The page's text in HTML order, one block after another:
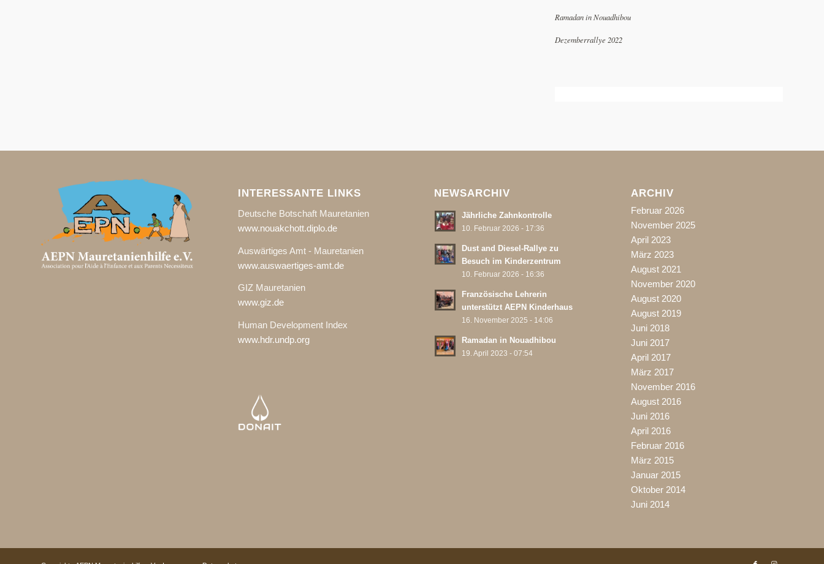
Ramadan in Nouadhibou
Dezemberrallye 2022
INTERESSANTE LINKS
Deutsche Botschaft Mauretanien
www.nouakchott.diplo.de
Auswärtiges Amt - Mauretanien
www.auswaertiges-amt.de
GIZ Mauretanien
www.giz.de
Human Development Index
www.hdr.undp.org
NEWSARCHIV
Jährliche Zahnkontrolle
10. Februar 2026 - 17:36
Dust and Diesel-Rallye zu
Besuch im Kinderzentrum
10. Februar 2026 - 16:36
Französische Lehrerin
unterstützt AEPN Kinderhaus
16. November 2025 - 14:06
Ramadan in Nouadhibou
19. April 2023 - 07:54
ARCHIV
Februar 2026
November 2025
April 2023
März 2023
August 2021
November 2020
August 2020
August 2019
Juni 2018
Juni 2017
April 2017
März 2017
November 2016
August 2016
Juni 2016
April 2016
Februar 2016
März 2015
Januar 2015
Oktober 2014
Juni 2014